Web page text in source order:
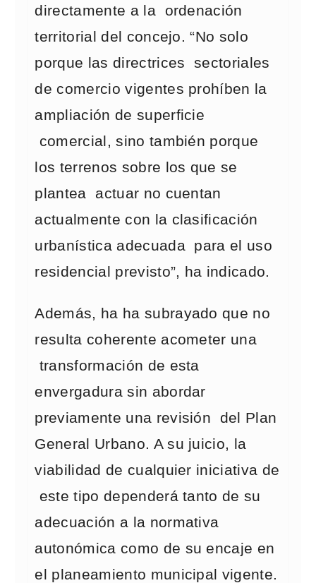
directamente a la ordenación
territorial del concejo. “No solo
porque las directrices sectoriales
de comercio vigentes prohíben la
ampliación de superficie
comercial, sino también porque
los terrenos sobre los que se
plantea actuar no cuentan
actualmente con la clasificación
urbanística adecuada para el uso
residencial previsto”, ha indicado.
Además, ha ha subrayado que no
resulta coherente acometer una
transformación de esta
envergadura sin abordar
previamente una revisión del Plan
General Urbano. A su juicio, la
viabilidad de cualquier iniciativa de
este tipo dependerá tanto de su
adecuación a la normativa
autonómica como de su encaje en
el planeamiento municipal vigente.